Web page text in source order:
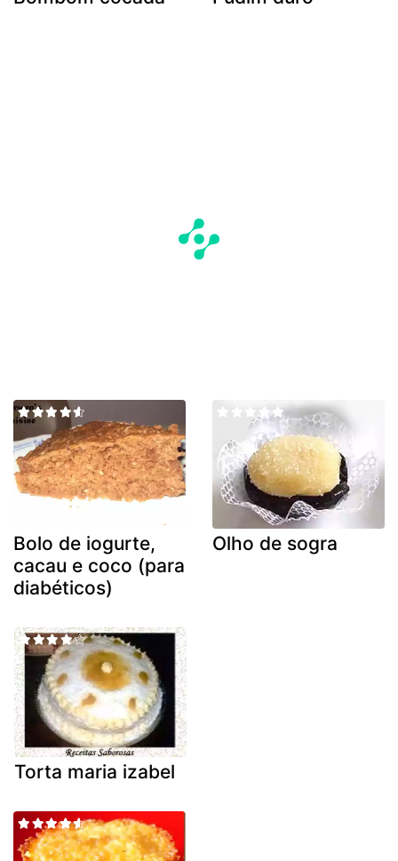
Bolo de iogurte,
cacau e coco (para
diabéticos)
Olho de sogra
Torta maria izabel